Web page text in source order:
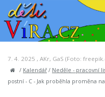
7. 4. 2025 , AKr, GaS (Foto:
/ Kalendář / Neděle - pracovní
postní - C - Jak proběhla proměna